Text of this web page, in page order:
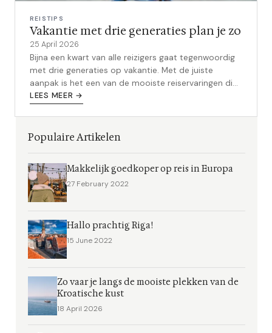
REISTIPS
Vakantie met drie generaties plan je zo
25 April 2026
Bijna een kwart van alle reizigers gaat tegenwoordig
met drie generaties op vakantie. Met de juiste
aanpak is het een van de mooiste reiservaringen die
je kunt hebben.
LEES MEER →
Populaire Artikelen
Makkelijk goedkoper op reis in Europa
27 February 2022
Hallo prachtig Riga!
15 June 2022
Zo vaar je langs de mooiste plekken van de
Kroatische kust
18 April 2026